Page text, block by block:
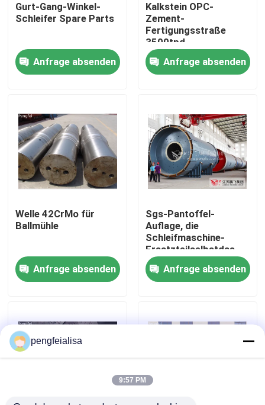
Haus
Über uns
Fabrik-Ausflug
Qualitätskontrolle
Treten Sie mit uns in Verbindung
Zementfertigungsstraße
Aktive Kalk-Fertigungsstraße
Gurt-Gang-Winkel-
Schleifer Spare Parts
Anfrage absenden
Kalkstein OPC-
Zement-
Fertigungsstraße
3500tpd
Anfrage absenden
Welle 42CrMo für
Ballmühle
Anfrage absenden
Sgs-Pantoffel-
Auflage, die
Schleifmaschine-
Ersatzteilselbstdas
übereinstimmen trägt
Anfrage absenden
pengfeialisa
9:57 PM